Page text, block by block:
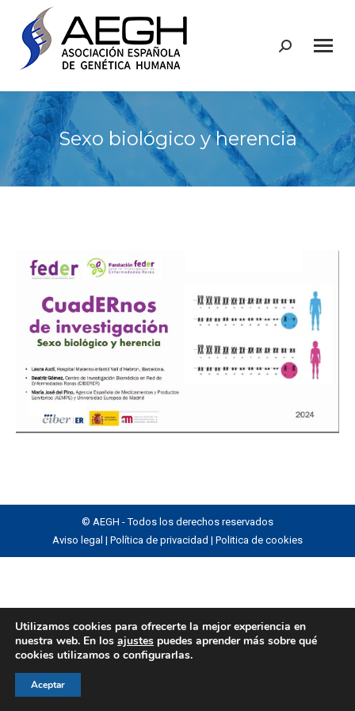
Buscar:
Sexo biológico y herencia
© AEGH - Todos los derechos reservados
Aviso legal | Política de privacidad | Politica de cookies
Utilizamos cookies para ofrecerte la mejor experiencia en
nuestra web. En los ajustes puedes aprender más sobre qué
cookies utilizamos o configurarlas.
Aceptar